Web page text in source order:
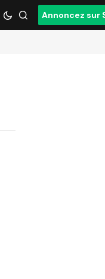
Annoncez sur